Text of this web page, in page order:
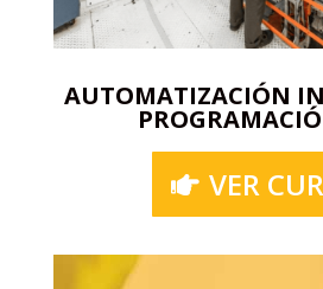
AUTOMATIZACIÓN
VER